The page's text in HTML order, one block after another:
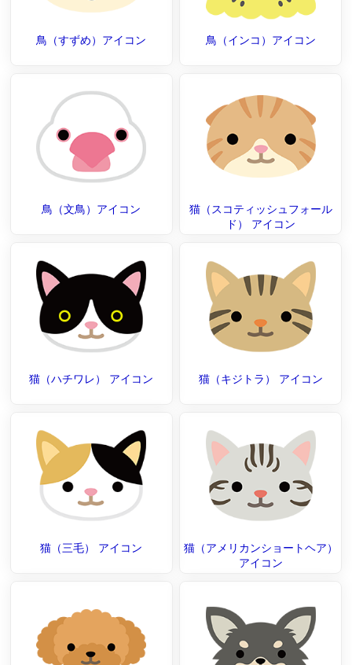
鳥（すずめ）アイコン 鳥（インコ）アイコン
鳥（文鳥）アイコン
猫（スコティッシュフォール
ド） アイコン
猫（ハチワレ） アイコン 猫（キジトラ） アイコン
猫（三毛） アイコン
猫（アメリカンショートヘア）
アイコン